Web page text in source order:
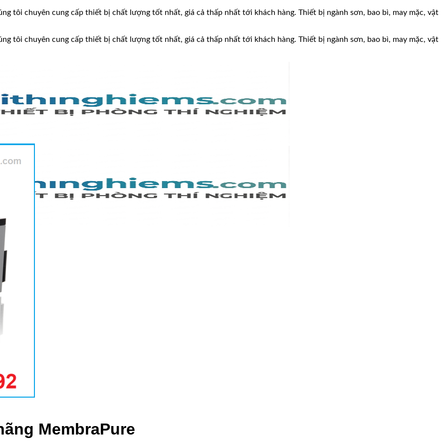
tôi chuyên cung cấp thiết bị chất lượng tốt nhất, giá cả thấp nhất tới khách hàng. Thiết bị ngành sơn, bao bì, may mặc, vật
tôi chuyên cung cấp thiết bị chất lượng tốt nhất, giá cả thấp nhất tới khách hàng. Thiết bị ngành sơn, bao bì, may mặc, vật
MembraPure